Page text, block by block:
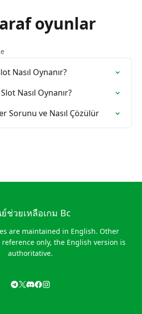
oyunlar
Nasıl Oynanır?
Nasıl Oynanır?
Sorunu ve Nasıl Çözülür
ช่วยเหลือเกม Bc
are maintained in English. Other
only, the English version is
authoritative.